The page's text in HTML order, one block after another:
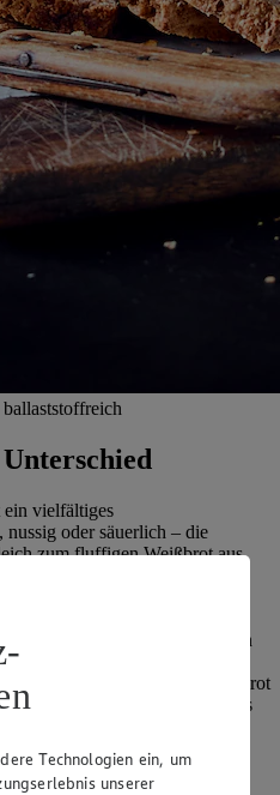
vielfältiges
oder säuerlich – die
zum fluffigen Weißbrot aus
Ballaststoffen für eine
stammen vom vollen
zu 90 Prozent bestehen
zubereitetes Vollkornbrot auch
der Getreidekern verwendet.
hält sich länger als helles Brot
bis zu vier Tage. Weitere Infos
Welt
Technologien ein, um
unserer